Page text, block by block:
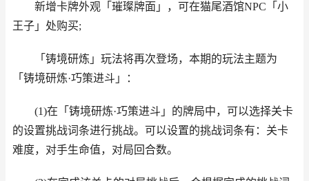
新增卡牌外观「璀璨牌面」，可在猫尾酒馆NPC「小
王子」处购买;
「铸境研炼」玩法将再次登场，本期的玩法主题为
「铸境研炼·巧策进斗」：
(1)在「铸境研炼·巧策进斗」的牌局中，可以选择关卡
的设置挑战词条进行挑战。可以设置的挑战词条有：关卡
难度，对手生命值，对局回合数。